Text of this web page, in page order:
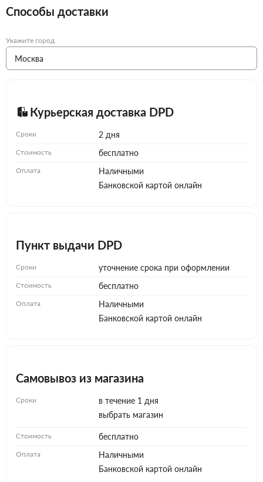
Способы доставки
Укажите город
Курьерская доставка DPD
Сроки 2 дня
Стоимость бесплатно
Оплата
Наличными
Банковской картой онлайн
Пункт выдачи DPD
Сроки уточнение срока при оформлении
Стоимость бесплатно
Оплата
Наличными
Банковской картой онлайн
Самовывоз из магазина
Сроки
в течение 1 дня
выбрать магазин
Стоимость бесплатно
Оплата
Наличными
Банковской картой онлайн